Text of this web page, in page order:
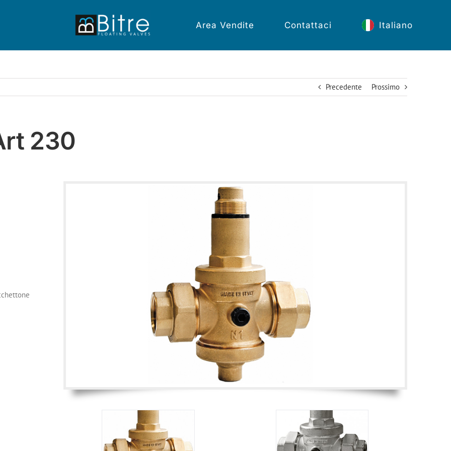
Area Vendite Contattaci Italiano
Precedente Prossimo
230